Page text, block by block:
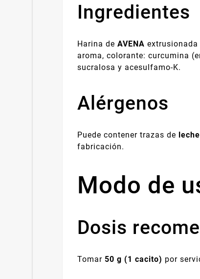
Ingredientes
Harina deAVENA
aroma, colorante: curcumina
sucralosa y acesulfamo-K.
Alérgenos
Puede contener trazas de
fabricación.
Modo de
Dosis
Tomar 50 g (1 cacito) por